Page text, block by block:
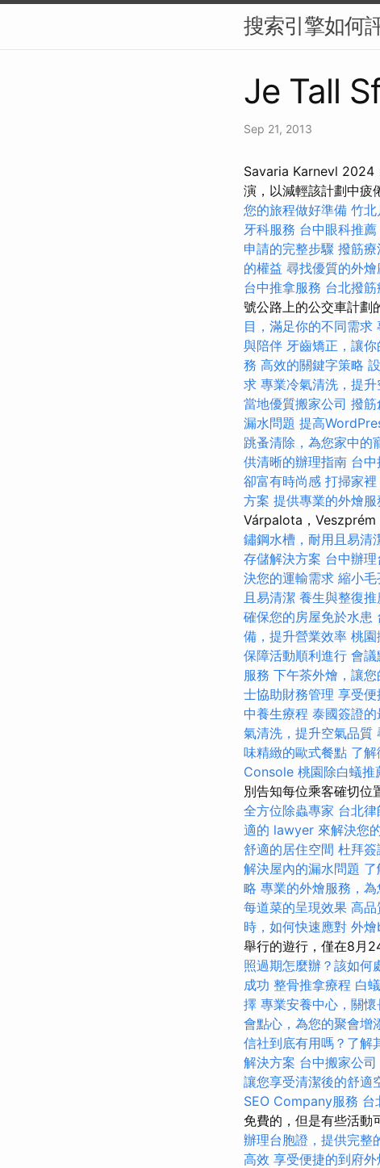
搜索引擎如何
Je Tall
Sep 21, 2013
Savaria Karnevl 2024
演，以減輕該計劃中疲
您的旅程做好準備 竹北
牙科服務 台中眼科推
申請的完整步驟 撥筋療
的權益 尋找優質的外
台中推拿服務 台北撥
號公路上的公交車計劃
目，滿足你的不同需求
與陪伴 牙齒矯正，讓
務 高效的關鍵字策略
求 專業冷氣清洗，提
當地優質搬家公司 撥筋
漏水問題 提高
跳蚤清除，為您家中的
供清晰的辦理指南 台
卻富有時尚感 打掃家
方案 提供專業的外燴
Várpalota，Veszprém
鏽鋼水槽，耐用且易清
存儲解決方案 台中辦
決您的運輸需求 縮小毛
且易清潔 養生與整復
確保您的房屋免於水患
備，提升營業效率 桃園
保障活動順利進行 會議
服務 下午茶外燴，讓
士協助財務管理 享受
中養生療程 泰國簽證
氣清洗，提升空氣品質
味精緻的歐式餐點 了
Console 桃園除白蟻推
別告知每位乘客確切位
全方位除蟲專家 台北
適的 lawyer 來解決您
舒適的居住空間 杜拜
解決屋內的漏水問題
略 專業的外燴服務，
每道菜的呈現效果 高品
時，如何快速應對 外
舉行的遊行，僅在8月
照過期怎麼辦？該如何
成功 整骨推拿療程 白
擇 專業安養中心，關
會點心，為您的聚會增
信社到底有用嗎？了解
解決方案 台中搬家公
讓您享受清潔後的舒適
SEO Company服務 台
免費的，但是有些活動
辦理台胞證，提供完整
高效 享受便捷的到府